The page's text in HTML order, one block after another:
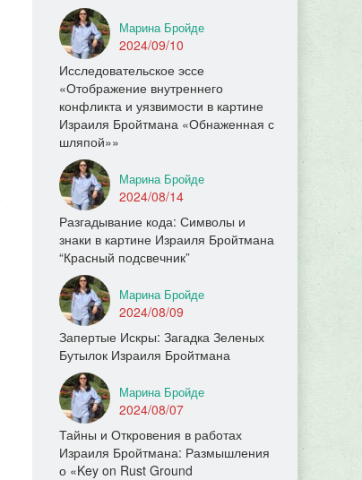
Марина Бройде
2024/09/10
Исследовательское эссе
«Отображение внутреннего
конфликта и уязвимости в картине
Израиля Бройтмана «Обнаженная с
шляпой»»
Марина Бройде
2024/08/14
Разгадывание кода: Символы и
знаки в картине Израиля Бройтмана
“Красный подсвечник”
Марина Бройде
2024/08/09
Запертые Искры: Загадка Зеленых
Бутылок Израиля Бройтмана
Марина Бройде
2024/08/07
Тайны и Откровения в работах
Израиля Бройтмана: Размышления
о «Key on Rust Ground